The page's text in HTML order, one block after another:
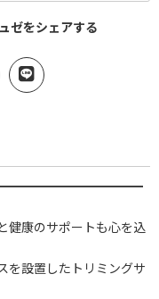
ゼをシェアする
康のサポートも心を込
設置したトリミングサ